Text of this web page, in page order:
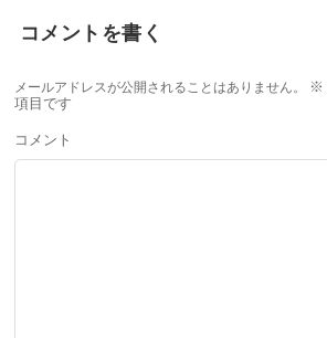
コメントを書く
メールアドレスが公開されることはありません。 ※
項目です
コメント